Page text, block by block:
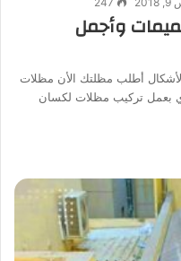
وأجمل
أطلب مظلتك الأن مظلات
بعمل تركيب مظلات لكسان